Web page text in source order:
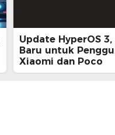
Update HyperOS
Baru untuk
Xiaomi dan Poco